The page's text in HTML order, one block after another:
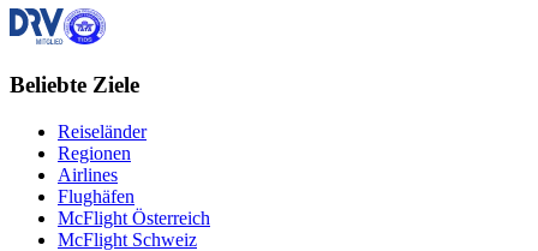
Beliebte Ziele
Reiseländer
Regionen
Airlines
Flughäfen
McFlight Österreich
McFlight Schweiz